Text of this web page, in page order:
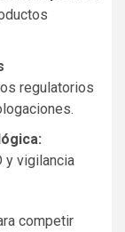
regulatorios
y vigilancia
competir